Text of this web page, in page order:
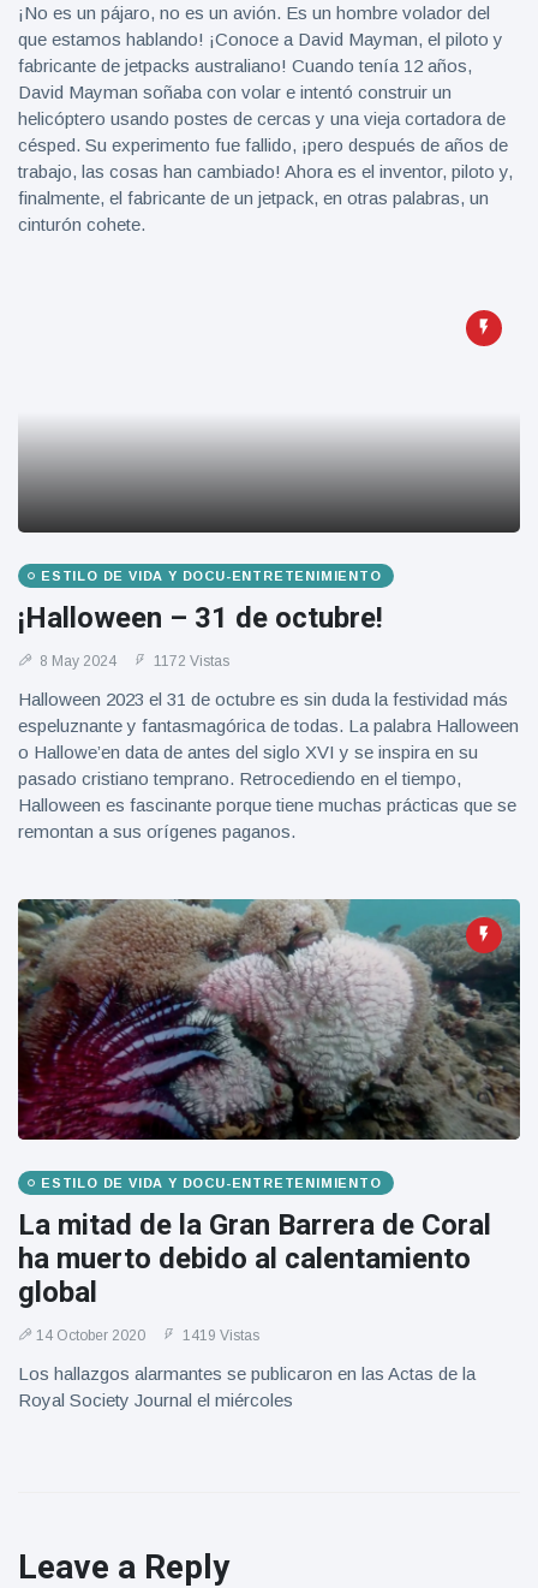
¡No es un pájaro, no es un avión. Es un hombre volador del
que estamos hablando! ¡Conoce a David Mayman, el piloto y
fabricante de jetpacks australiano! Cuando tenía 12 años,
David Mayman soñaba con volar e intentó construir un
helicóptero usando postes de cercas y una vieja cortadora de
césped. Su experimento fue fallido, ¡pero después de años de
trabajo, las cosas han cambiado! Ahora es el inventor, piloto y,
finalmente, el fabricante de un jetpack, en otras palabras, un
cinturón cohete.
ESTILO DE VIDA Y DOCU-ENTRETENIMIENTO
¡Halloween – 31 de octubre!
8 May 2024 1172 Vistas
Halloween 2023 el 31 de octubre es sin duda la festividad más
espeluznante y fantasmagórica de todas. La palabra Halloween
o Hallowe’en data de antes del siglo XVI y se inspira en su
pasado cristiano temprano. Retrocediendo en el tiempo,
Halloween es fascinante porque tiene muchas prácticas que se
remontan a sus orígenes paganos.
ESTILO DE VIDA Y DOCU-ENTRETENIMIENTO
La mitad de la Gran Barrera de Coral
ha muerto debido al calentamiento
global
14 October 2020 1419 Vistas
Los hallazgos alarmantes se publicaron en las Actas de la
Royal Society Journal el miércoles
Leave a Reply